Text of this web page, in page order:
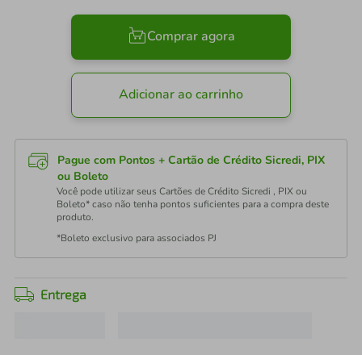
Comprar agora
Adicionar ao carrinho
Pague com Pontos + Cartão de Crédito Sicredi, PIX
ou Boleto
Você pode utilizar seus Cartões de Crédito Sicredi , PIX ou
Boleto* caso não tenha pontos suficientes para a compra deste
produto.
*Boleto exclusivo para associados PJ
Entrega